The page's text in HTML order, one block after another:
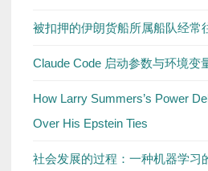
被扣押的伊朗货船所属船队经常
Claude Code 启动参数与环境变
How Larry Summers’s Power
Over His Epstein Ties
社会发展的过程：一种机器学习